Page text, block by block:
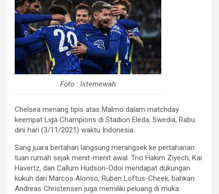
Foto : Istemewah
Chelsea menang tipis atas Malmo dalam matchday
keempat Liga Champions di Stadion Eleda, Swedia, Rabu
dini hari (3/11/2021) waktu Indonesia.
Sang juara bertahan langsung merangsek ke pertahanan
tuan rumah sejak menit-menit awal. Trio Hakim Ziyech, Kai
Havertz, dan Callum Hudson-Odoi mendapat dukungan
kukuh dari Marcos Alonso, Ruben Loftus-Cheek, bahkan
Andreas Christensen juga memiliki peluang di muka